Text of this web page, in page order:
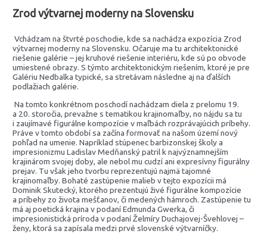
Zrod výtvarnej moderny na Slovensku
Vchádzam na štvrté poschodie, kde sa nachádza expozícia Zrod
výtvarnej moderny na Slovensku. Očaruje ma tu architektonické
riešenie galérie – jej kruhové riešenie interiéru, kde sú po obvode
umiestené obrazy. S týmto architektonickým riešením, ktoré je pre
Galériu Nedbalka typické, sa stretávam následne aj na ďalších
podlažiach galérie.
Na tomto konkrétnom poschodí nachádzam diela z prelomu 19.
a 20. storočia, prevažne s tematikou krajinomaľby, no nájdu sa tu
i zaujímavé figurálne kompozície v maľbách rozprávajúcich príbehy.
Práve v tomto období sa začína formovať na našom území nový
pohľad na umenie. Napríklad stúpenec barbizonskej školy a
impresionizmu Ladislav Medňanský patril k najvýznamnejším
krajinárom svojej doby, ale nebol mu cudzí ani expresívny figurálny
prejav. Tu však jeho tvorbu reprezentujú najmä tajomné
krajinomaľby. Bohaté zastúpenie malieb v tejto expozícii má
Dominik Skutecký, ktorého prezentujú živé figurálne kompozície
a príbehy zo života mešťanov, či medených hámroch. Zastúpenie tu
má aj poetická krajina v podaní Edmunda Gwerka, či
impresionistická príroda v podaní Želmíry Duchajovej-Švehlovej –
ženy, ktorá sa zapísala medzi prvé slovenské výtvarníčky.